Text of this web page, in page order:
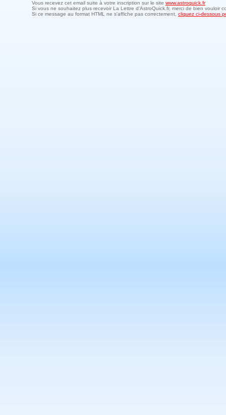
Vous recevez cet email suite à votre inscription sur le site www.astroquick.fr
Si vous ne souhaitez plus recevoir La Lettre d'AstroQuick.fr, merci de bien vouloir
Si ce message au format HTML ne s'affiche pas correctement, cliquez ci-dessous